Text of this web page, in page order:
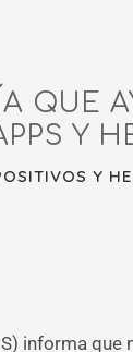
QUE
Y
Y
informa